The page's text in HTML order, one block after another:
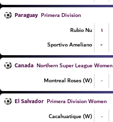
Paraguay Primera Division
Rubio Nu
۱
Sportivo Ameliano
-
Canada Northern Super League Women
Montreal Roses (W)
۰
El Salvador Primera Division Women
Cacahuatique (W)
۰